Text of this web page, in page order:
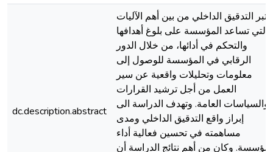
dc.description.abstract
التدقيق الداخلي من بين أهم الآليات
التي تساعد المؤسسة على بلوغ أهدافها
والتحكم في أدائها، من خلال الدور
الرقابي في المؤسسة للوصول إلى
معلومات وتحليلات واقعية عن سير
العمل من أجل ترشيد القرارات
والسياسات العامة. وتهدف الدراسة الى
إبراز واقع التدقيق الداخلي ومدى
مساهمته في تحسين فعالية أداء
وكان من أهم نتائج الدراسة أن